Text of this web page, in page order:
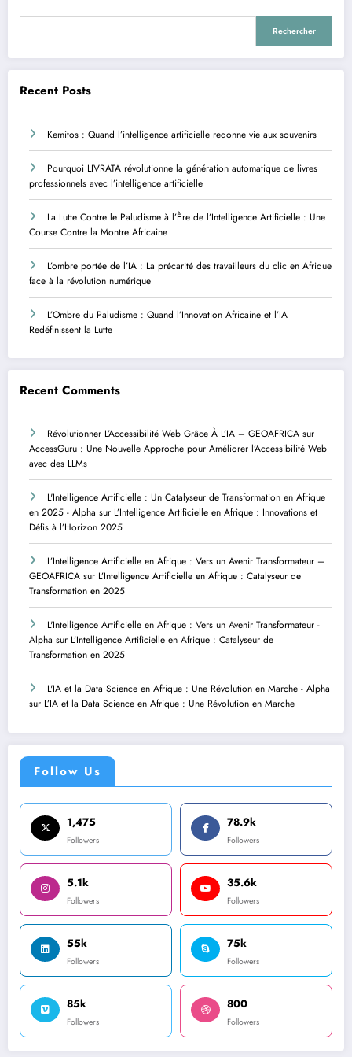
Rechercher
Recent Posts
Kemitos : Quand l’intelligence artificielle redonne vie aux souvenirs
Pourquoi LIVRATA révolutionne la génération automatique de livres
professionnels avec l’intelligence artificielle
La Lutte Contre le Paludisme à l’Ère de l’Intelligence Artificielle : Une
Course Contre la Montre Africaine
L’ombre portée de l’IA : La précarité des travailleurs du clic en Afrique
face à la révolution numérique
L’Ombre du Paludisme : Quand l’Innovation Africaine et l’IA
Redéfinissent la Lutte
Recent Comments
Révolutionner L’Accessibilité Web Grâce À L’IA – GEOAFRICA sur
AccessGuru : Une Nouvelle Approche pour Améliorer l’Accessibilité Web
avec des LLMs
L'Intelligence Artificielle : Un Catalyseur de Transformation en Afrique
en 2025 - Alpha sur L’Intelligence Artificielle en Afrique : Innovations et
Défis à l’Horizon 2025
L’Intelligence Artificielle en Afrique : Vers un Avenir Transformateur –
GEOAFRICA sur L’Intelligence Artificielle en Afrique : Catalyseur de
Transformation en 2025
L'Intelligence Artificielle en Afrique : Vers un Avenir Transformateur -
Alpha sur L’Intelligence Artificielle en Afrique : Catalyseur de
Transformation en 2025
L'IA et la Data Science en Afrique : Une Révolution en Marche - Alpha
sur L’IA et la Data Science en Afrique : Une Révolution en Marche
Follow Us
1,475
Followers
78.9k
Followers
5.1k
Followers
35.6k
Followers
55k
Followers
75k
Followers
85k
Followers
800
Followers